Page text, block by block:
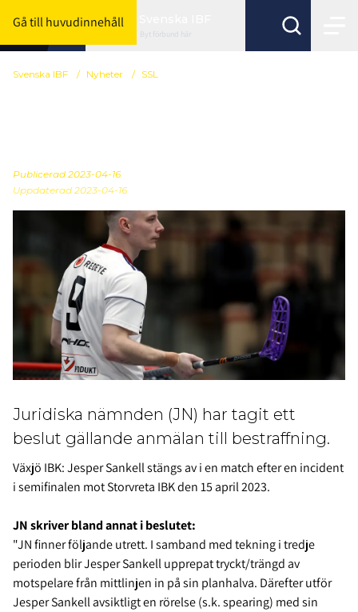
Gå till huvudinnehåll
Byt förbund här
Svenska IBF / Nyheter / SSL
Publicerad 2023-04-16
Uppdaterad 2023-04-16
Juridiska nämnden (JN) har tagit ett
beslut gällande anmälan till bestraffning.
Växjö IBK: Jesper Sankell stängs av i en match efter en incident
i semifinalen mot Storvreta IBK den 15 april 2023.
JN skriver bland annat i beslutet:
"JN finner följande utrett. I samband med tekning i tredje
perioden blir Jesper Sankell upprepat tryckt/trängd av
motspelare från mittlinjen in på sin planhalva. Därefter utför
Jesper Sankell avsiktligt en rörelse (s.k. spearing) med sin